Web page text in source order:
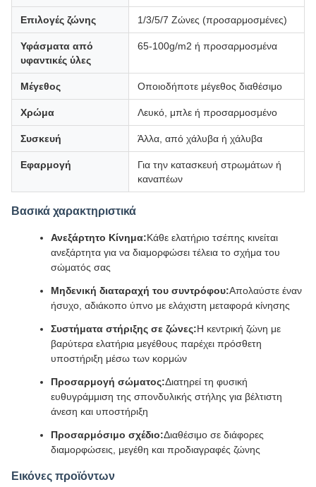
Επιλογές ζώνης 1/3/5/7 Ζώνες (προσαρμοσμένες)
Υφάσματα από
υφαντικές ύλες
65-100g/m2 ή προσαρμοσμένα
Μέγεθος Οποιοδήποτε μέγεθος διαθέσιμο
Χρώμα Λευκό, μπλε ή προσαρμοσμένο
Συσκευή Άλλα, από χάλυβα ή χάλυβα
Εφαρμογή
Για την κατασκευή στρωμάτων ή
καναπέων
Βασικά χαρακτηριστικά
Ανεξάρτητο Κίνημα:Κάθε ελατήριο τσέπης κινείται
ανεξάρτητα για να διαμορφώσει τέλεια το σχήμα του
σώματός σας
Μηδενική διαταραχή του συντρόφου:Απολαύστε έναν
ήσυχο, αδιάκοπο ύπνο με ελάχιστη μεταφορά κίνησης
Συστήματα στήριξης σε ζώνες:Η κεντρική ζώνη με
βαρύτερα ελατήρια μεγέθους παρέχει πρόσθετη
υποστήριξη μέσω των κορμών
Προσαρμογή σώματος:Διατηρεί τη φυσική
ευθυγράμμιση της σπονδυλικής στήλης για βέλτιστη
άνεση και υποστήριξη
Προσαρμόσιμο σχέδιο:Διαθέσιμο σε διάφορες
διαμορφώσεις, μεγέθη και προδιαγραφές ζώνης
Εικόνες προϊόντων